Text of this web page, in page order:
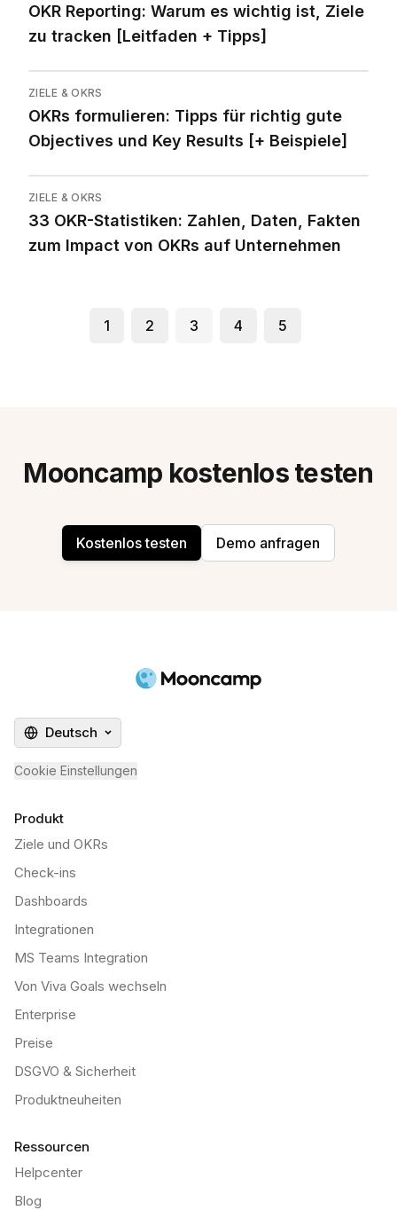
OKR Reporting: Warum es wichtig ist, Ziele
zu tracken [Leitfaden + Tipps]
ZIELE & OKRS
OKRs formulieren: Tipps für richtig gute
Objectives und Key Results [+ Beispiele]
ZIELE & OKRS
33 OKR-Statistiken: Zahlen, Daten, Fakten
zum Impact von OKRs auf Unternehmen
1 2 3 4 5
Mooncamp kostenlos testen
Kostenlos testen Demo anfragen
Deutsch
Cookie Einstellungen
Produkt
Ziele und OKRs
Check-ins
Dashboards
Integrationen
MS Teams Integration
Von Viva Goals wechseln
Enterprise
Preise
DSGVO & Sicherheit
Produktneuheiten
Ressourcen
Helpcenter
Blog